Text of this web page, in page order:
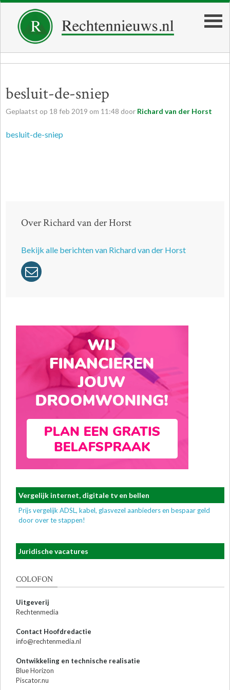
besluit-de-sniep
Geplaatst op 18 feb 2019 om 11:48 door Richard van der Horst
besluit-de-sniep
Over Richard van der Horst
Bekijk alle berichten van Richard van der Horst
Vergelijk internet, digitale tv en bellen
Prijs vergelijk ADSL, kabel, glasvezel aanbieders en bespaar geld
door over te stappen!
Juridische vacatures
COLOFON
Uitgeverij
Rechtenmedia
Contact Hoofdredactie
info@rechtenmedia.nl
Ontwikkeling en technische realisatie
Blue Horizon
Piscator.nu